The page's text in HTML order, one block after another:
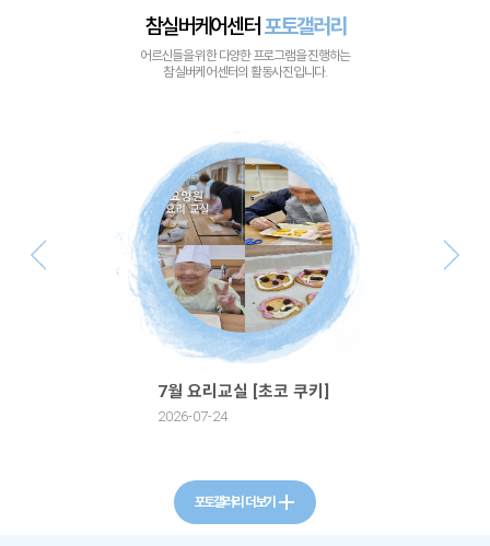
참실버케어센터 포토갤러리
어르신들을 위한 다양한 프로그램을 진행하는
참실버케어센터의 활동사진입니다.
7월 요리교실 [초코 쿠키]
2026-07-24
포토갤러리 더보기